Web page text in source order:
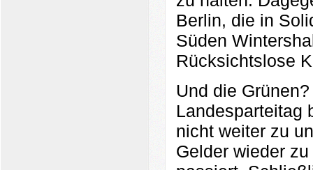
Berlin, die in
Süden
Rücksichtslose
Und die
Landesparteitag
nicht weiter zu
Gelder wieder